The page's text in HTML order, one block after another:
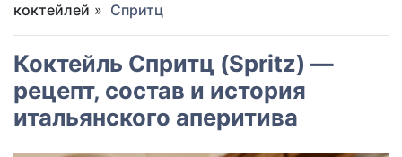
коктейлей » Спритц
Коктейль Спритц (Spritz) —
рецепт, состав и история
итальянского аперитива